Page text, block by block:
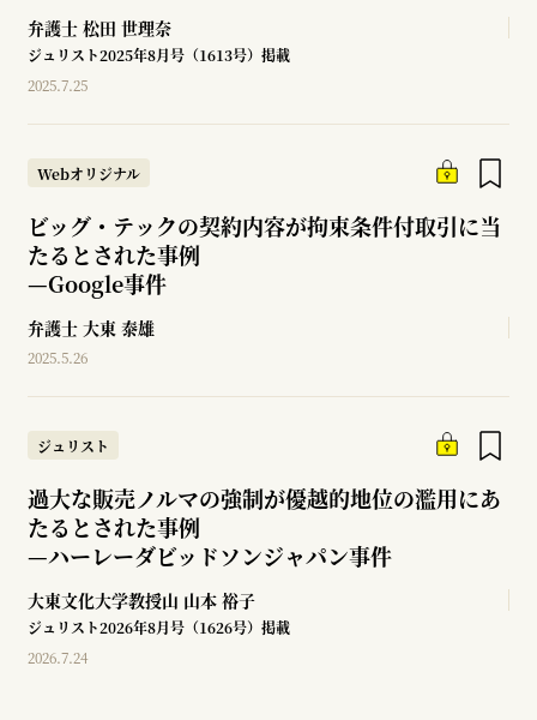
弁護士 松田 世理奈
ジュリスト2025年8月号（1613号）掲載
2025.7.25
Webオリジナル
ビッグ・テックの契約内容が拘束条件付取引に当
たるとされた事例
—Google事件
弁護士 大東 泰雄
2025.5.26
ジュリスト
過大な販売ノルマの強制が優越的地位の濫用にあ
たるとされた事例
—ハーレーダビッドソンジャパン事件
大東文化大学教授山 山本 裕子
ジュリスト2026年8月号（1626号）掲載
2026.7.24